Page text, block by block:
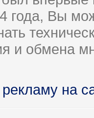
года, Вы
и обмена
на